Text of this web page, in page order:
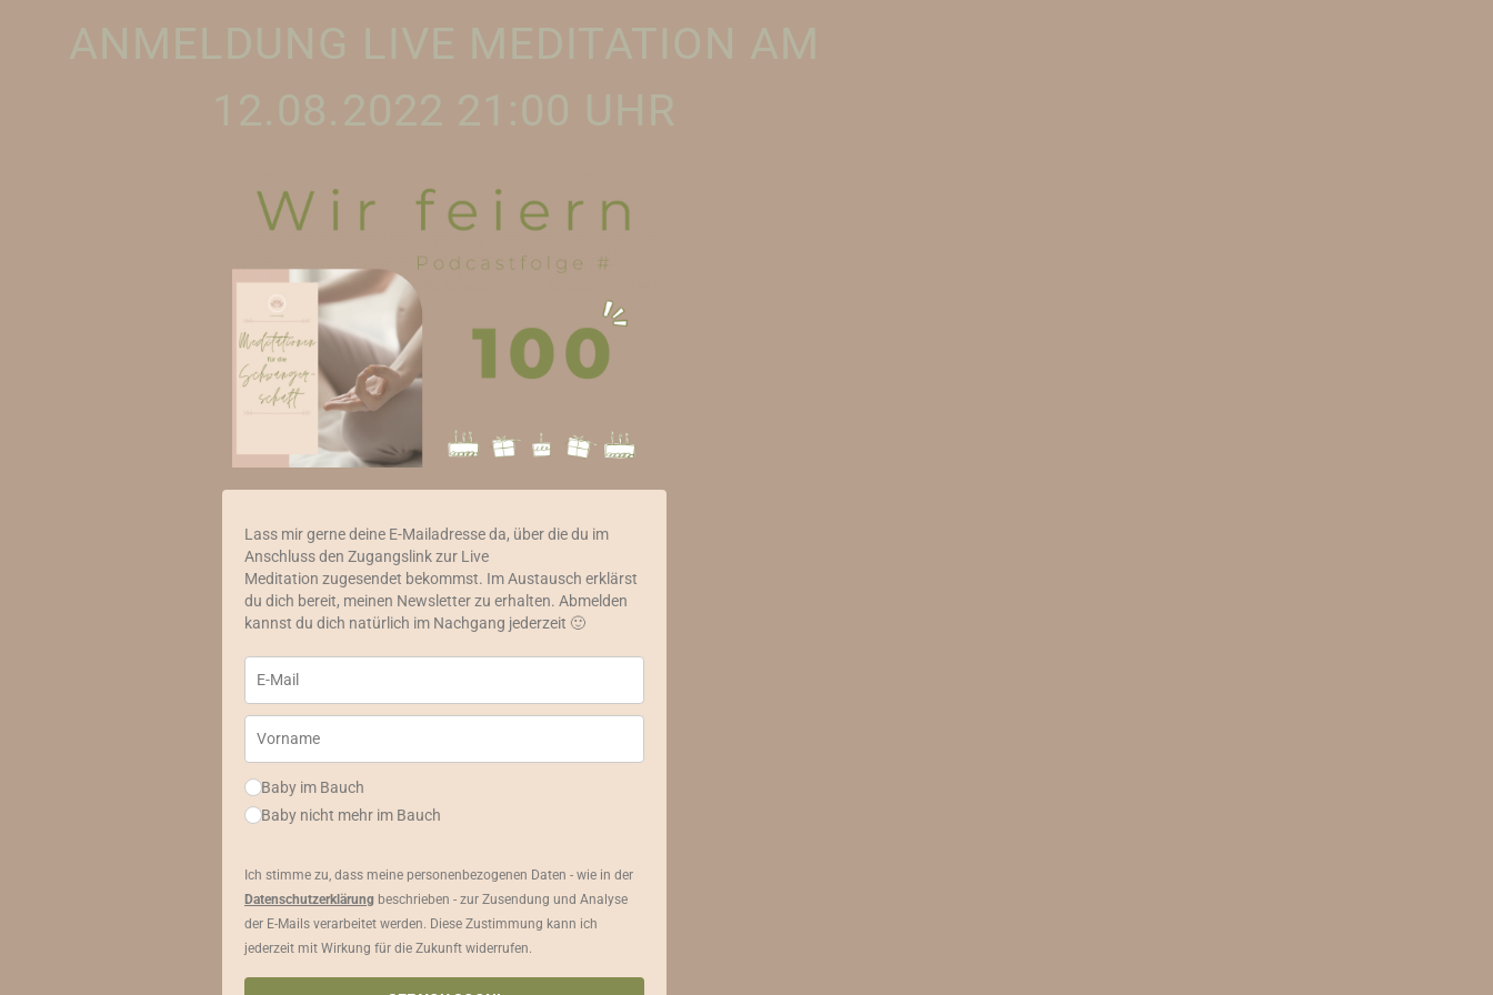
Lass mir gerne deine E-Mailadresse da, über die du im
Anschluss den Zugangslink zur Live
Meditation zugesendet bekommst. Im Austausch erklärst
du dich bereit, meinen Newsletter zu erhalten. Abmelden
kannst du dich natürlich im Nachgang jederzeit 🙂
Baby im Bauch
Baby nicht mehr im Bauch
Ich stimme zu, dass meine personenbezogenen Daten - wie in der
Datenschutzerklärung beschrieben - zur Zusendung und Analyse
der E-Mails verarbeitet werden. Diese Zustimmung kann ich
jederzeit mit Wirkung für die Zukunft widerrufen.